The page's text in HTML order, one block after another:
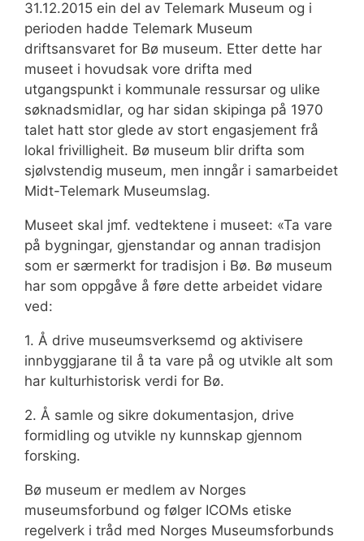
31.12.2015 ein del av Telemark Museum og i
perioden hadde Telemark Museum
driftsansvaret for Bø museum. Etter dette har
museet i hovudsak vore drifta med
utgangspunkt i kommunale ressursar og ulike
søknadsmidlar, og har sidan skipinga på 1970
talet hatt stor glede av stort engasjement frå
lokal frivilligheit. Bø museum blir drifta som
sjølvstendig museum, men inngår i samarbeidet
Midt-Telemark Museumslag.
Museet skal jmf. vedtektene i museet: «Ta vare
på bygningar, gjenstandar og annan tradisjon
som er særmerkt for tradisjon i Bø. Bø museum
har som oppgåve å føre dette arbeidet vidare
ved:
1. Å drive museumsverksemd og aktivisere
innbyggjarane til å ta vare på og utvikle alt som
har kulturhistorisk verdi for Bø.
2. Å samle og sikre dokumentasjon, drive
formidling og utvikle ny kunnskap gjennom
forsking.
Bø museum er medlem av Norges
museumsforbund og følger ICOMs etiske
regelverk i tråd med Norges Museumsforbunds